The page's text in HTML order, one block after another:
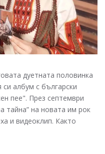
дуетната половинка
албум с български
пее". През септември
тайна” на новата им рок
и видеоклип. Както